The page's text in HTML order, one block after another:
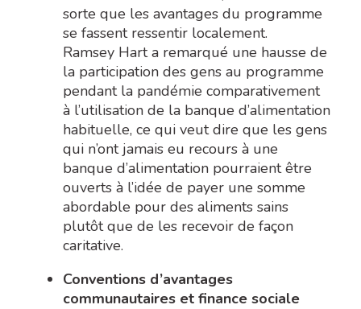
sorte que les avantages du programme
se fassent ressentir localement.
Ramsey Hart a remarqué une hausse de
la participation des gens au programme
pendant la pandémie comparativement
à l’utilisation de la banque d’alimentation
habituelle, ce qui veut dire que les gens
qui n’ont jamais eu recours à une
banque d’alimentation pourraient être
ouverts à l’idée de payer une somme
abordable pour des aliments sains
plutôt que de les recevoir de façon
caritative.
Conventions d’avantages
communautaires et finance sociale